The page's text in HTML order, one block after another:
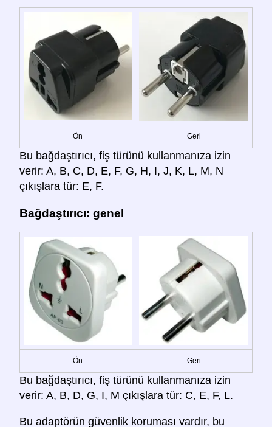
Ön Geri
Bu bağdaştırıcı, fiş türünü kullanmanıza izin
verir: A, B, C, D, E, F, G, H, I, J, K, L, M, N
çıkışlara tür: E, F.
Bağdaştırıcı: genel
Ön Geri
Bu bağdaştırıcı, fiş türünü kullanmanıza izin
verir: A, B, D, G, I, M çıkışlara tür: C, E, F, L.
Bu adaptörün güvenlik koruması vardır, bu